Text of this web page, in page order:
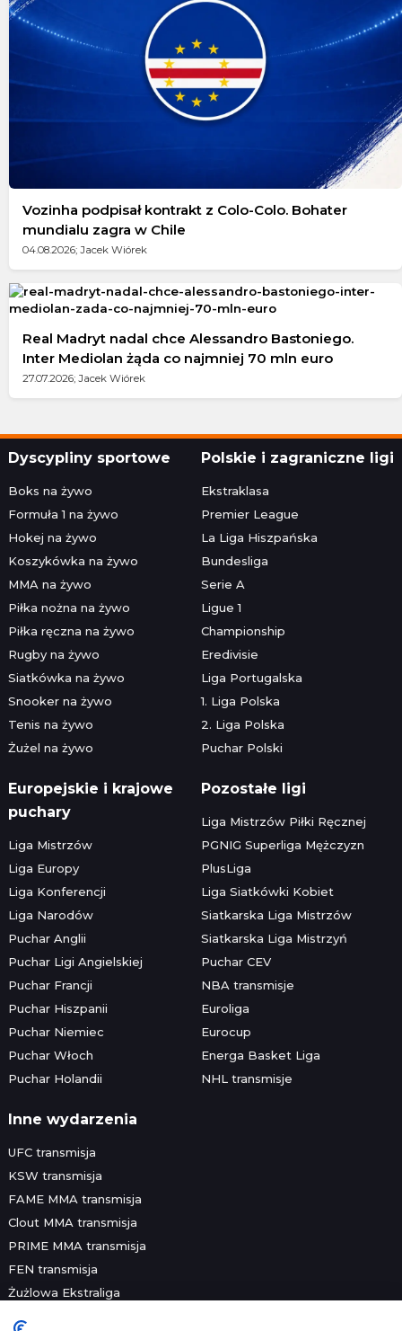
Vozinha podpisał kontrakt z Colo-Colo. Bohater
mundialu zagra w Chile
04.08.2026; Jacek Wiórek
Real Madryt nadal chce Alessandro Bastoniego.
Inter Mediolan żąda co najmniej 70 mln euro
27.07.2026; Jacek Wiórek
Dyscypliny sportowe
Boks na żywo
Formuła 1 na żywo
Hokej na żywo
Koszykówka na żywo
MMA na żywo
Piłka nożna na żywo
Piłka ręczna na żywo
Rugby na żywo
Siatkówka na żywo
Snooker na żywo
Tenis na żywo
Żużel na żywo
Polskie i zagraniczne ligi
Ekstraklasa
Premier League
La Liga Hiszpańska
Bundesliga
Serie A
Ligue 1
Championship
Eredivisie
Liga Portugalska
1. Liga Polska
2. Liga Polska
Puchar Polski
Europejskie i krajowe
puchary
Liga Mistrzów
Liga Europy
Liga Konferencji
Liga Narodów
Puchar Anglii
Puchar Ligi Angielskiej
Puchar Francji
Puchar Hiszpanii
Puchar Niemiec
Puchar Włoch
Puchar Holandii
Pozostałe ligi
Liga Mistrzów Piłki Ręcznej
PGNIG Superliga Mężczyzn
PlusLiga
Liga Siatkówki Kobiet
Siatkarska Liga Mistrzów
Siatkarska Liga Mistrzyń
Puchar CEV
NBA transmisje
Euroliga
Eurocup
Energa Basket Liga
NHL transmisje
Inne wydarzenia
UFC transmisja
KSW transmisja
FAME MMA transmisja
Clout MMA transmisja
PRIME MMA transmisja
FEN transmisja
Żużlowa Ekstraliga